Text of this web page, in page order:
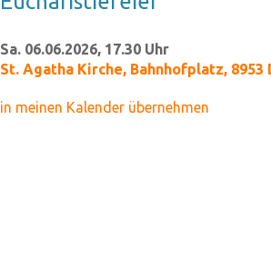
Sa. 06.06.2026, 17.30 Uhr
St. Agatha Kirche, Bahnhofplatz, 8953
in meinen Kalender übernehmen